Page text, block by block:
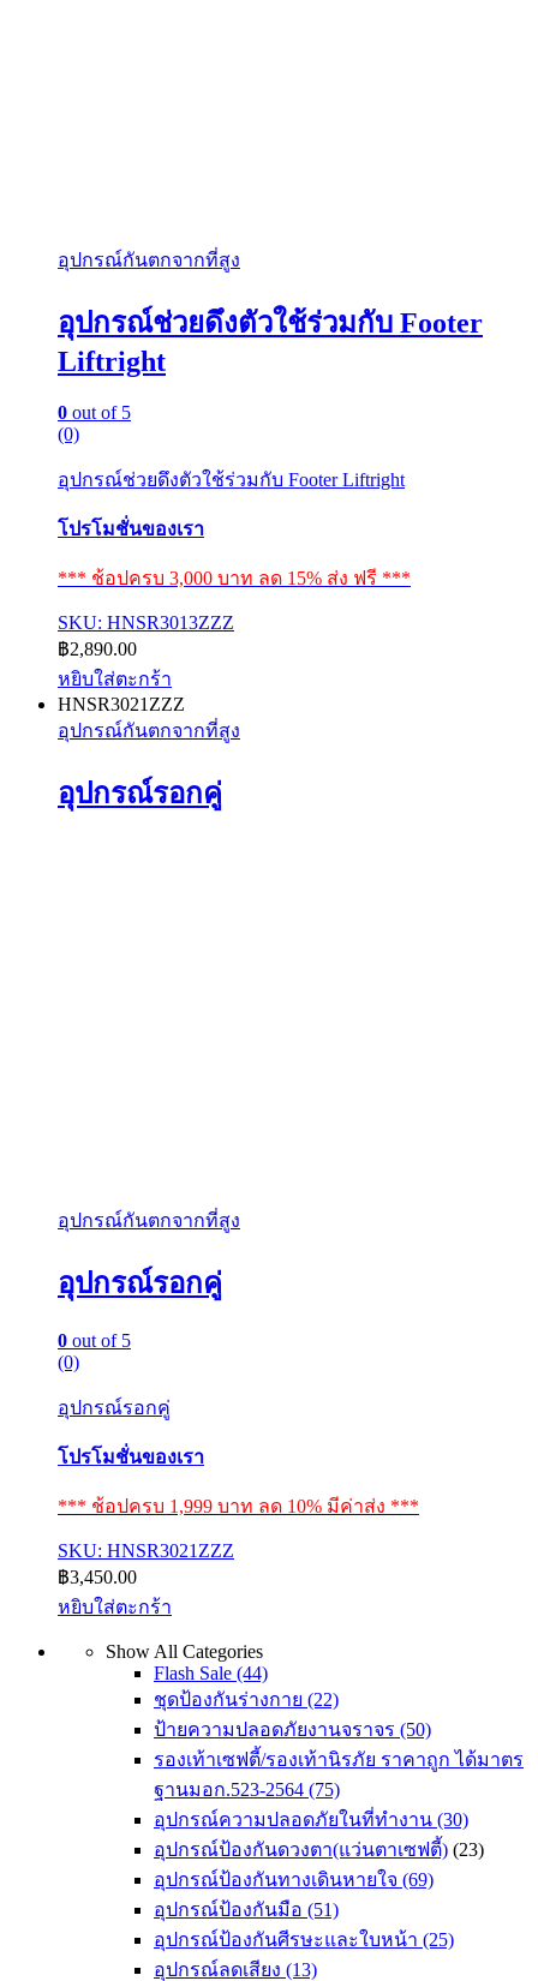
อุปกรณ์กันตกจากที่สูง
อุปกรณ์ช่วยดึงตัวใช้ร่วมกับ Footer
Liftright
0 out of 5
(0)
อุปกรณ์ช่วยดึงตัวใช้ร่วมกับ Footer Liftright
โปรโมชั่นของเรา
*** ช้อปครบ 3,000 บาท ลด 15% ส่ง ฟรี ***
SKU: HNSR3013ZZZ
฿2,890.00
หยิบใส่ตะกร้า
HNSR3021ZZZ
อุปกรณ์กันตกจากที่สูง
อุปกรณ์รอกคู่
อุปกรณ์กันตกจากที่สูง
อุปกรณ์รอกคู่
0 out of 5
(0)
อุปกรณ์รอกคู่
โปรโมชั่นของเรา
*** ช้อปครบ 1,999 บาท ลด 10% มีค่าส่ง ***
SKU: HNSR3021ZZZ
฿3,450.00
หยิบใส่ตะกร้า
Show All Categories
Flash Sale (44)
ชุดป้องกันร่างกาย (22)
ป้ายความปลอดภัยงานจราจร (50)
รองเท้าเซฟตี้/รองเท้านิรภัย ราคาถูก ได้มาตร
ฐานมอก.523-2564 (75)
อุปกรณ์ความปลอดภัยในที่ทำงาน (30)
อุปกรณ์ป้องกันดวงตา(แว่นตาเซฟตี้) (23)
อุปกรณ์ป้องกันทางเดินหายใจ (69)
อุปกรณ์ป้องกันมือ (51)
อุปกรณ์ป้องกันศีรษะและใบหน้า (25)
อุปกรณ์ลดเสียง (13)